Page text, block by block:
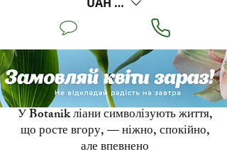
У Botanik ліани символізують життя,
що росте вгору, — ніжно, спокійно,
але впевнено